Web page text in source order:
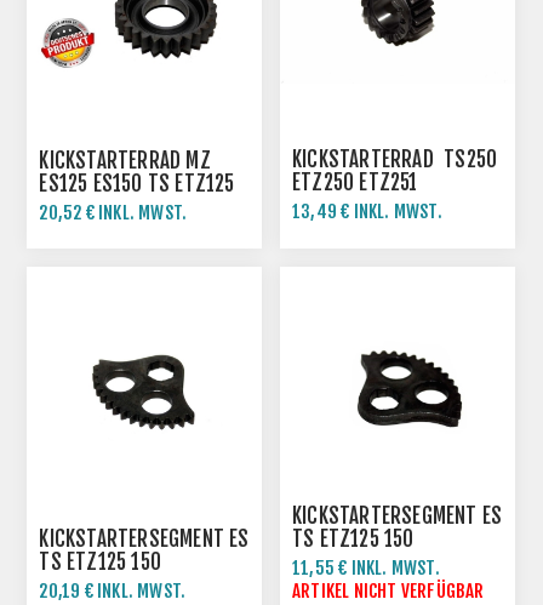
KICKSTARTERRAD MZ
ES125 ES150 TS ETZ125
ETZ150150
20,52 € INKL. MWST.
KICKSTARTERRAD TS250
ETZ250 ETZ251
13,49 € INKL. MWST.
KICKSTARTERSEGMENT ES
TS ETZ125 150
20,19 € INKL. MWST.
KICKSTARTERSEGMENT ES
TS ETZ125 150
11,55 € INKL. MWST.
ARTIKEL NICHT VERFÜGBAR